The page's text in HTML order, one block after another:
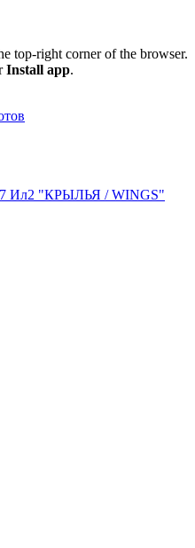
top-right corner of the browser.
Install app.
Ил2 "КРЫЛЬЯ / WINGS"